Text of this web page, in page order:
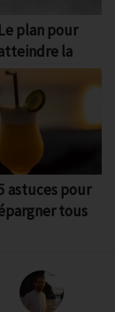
les
qui
?
Le plan pour
la
financière pas à
astuces pour
tous
vacances l’esprit
tranquille